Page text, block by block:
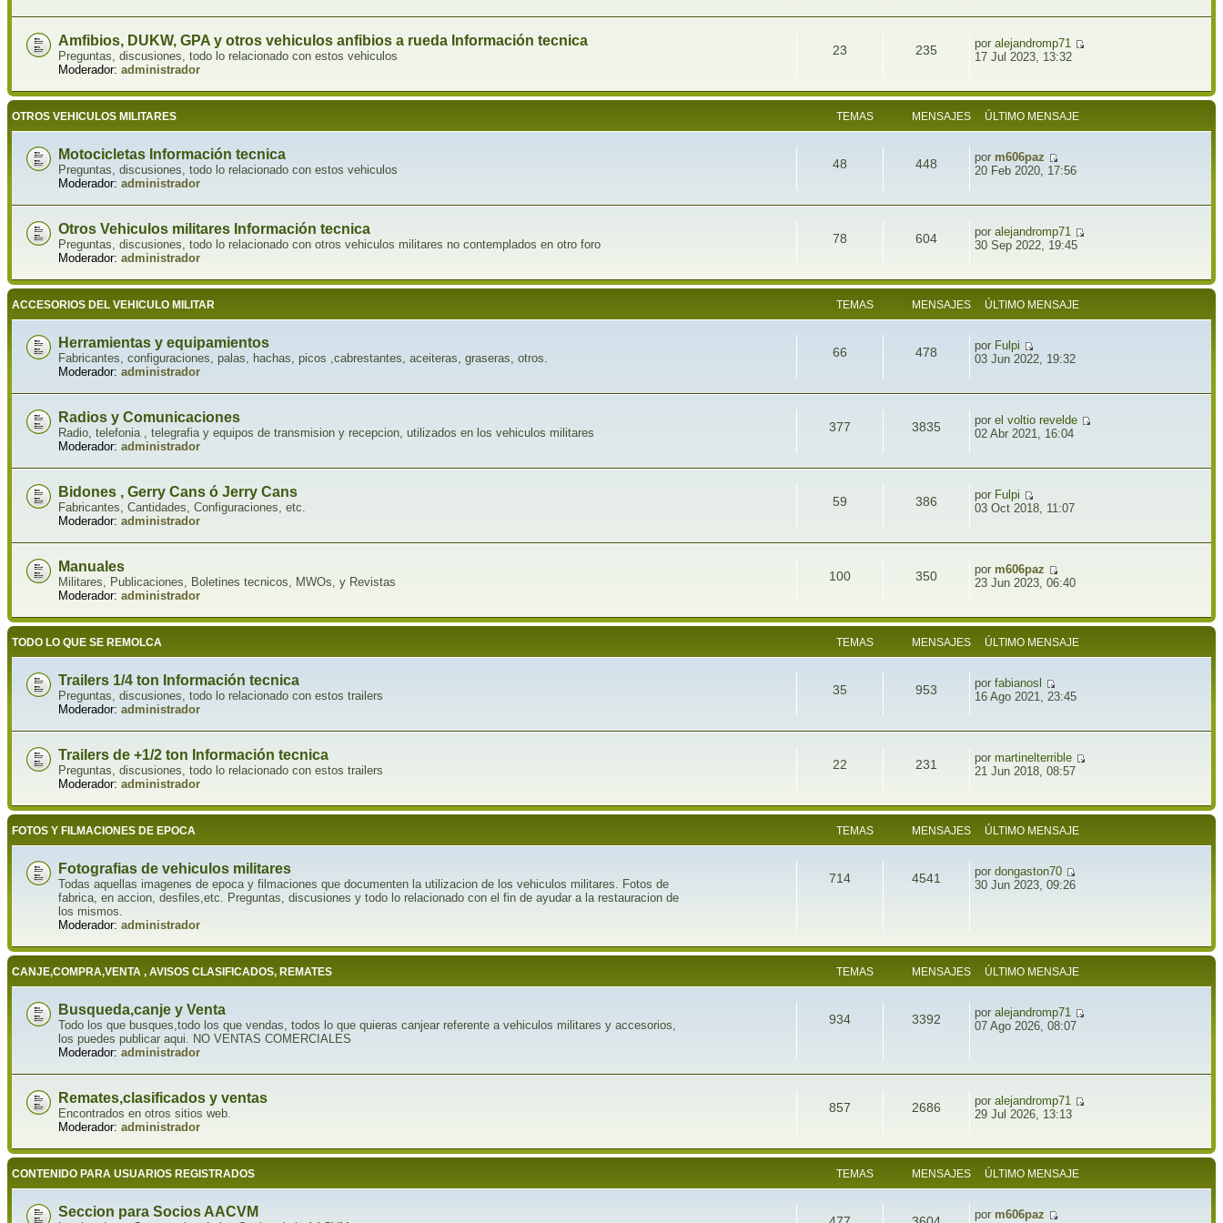
Amfibios, DUKW, GPA y otros vehiculos anfibios a rueda Información tecnica
Preguntas, discusiones, todo lo relacionado con estos vehiculos
Moderador: administrador
23 235 por alejandromp71
17 Jul 2023, 13:32
OTROS VEHICULOS MILITARES TEMAS MENSAJES ÚLTIMO MENSAJE
Motocicletas Información tecnica
Preguntas, discusiones, todo lo relacionado con estos vehiculos
Moderador: administrador
48 448 por m606paz
20 Feb 2020, 17:56
Otros Vehiculos militares Información tecnica
Preguntas, discusiones, todo lo relacionado con otros vehiculos militares no contemplados en otro foro
Moderador: administrador
78 604 por alejandromp71
30 Sep 2022, 19:45
ACCESORIOS DEL VEHICULO MILITAR TEMAS MENSAJES ÚLTIMO MENSAJE
Herramientas y equipamientos
Fabricantes, configuraciones, palas, hachas, picos ,cabrestantes, aceiteras, graseras, otros.
Moderador: administrador
66 478 por Fulpi
03 Jun 2022, 19:32
Radios y Comunicaciones
Radio, telefonia , telegrafia y equipos de transmision y recepcion, utilizados en los vehiculos militares
Moderador: administrador
377 3835 por el voltio revelde
02 Abr 2021, 16:04
Bidones , Gerry Cans ó Jerry Cans
Fabricantes, Cantidades, Configuraciones, etc.
Moderador: administrador
59 386 por Fulpi
03 Oct 2018, 11:07
Manuales
Militares, Publicaciones, Boletines tecnicos, MWOs, y Revistas
Moderador: administrador
100 350 por m606paz
23 Jun 2023, 06:40
TODO LO QUE SE REMOLCA TEMAS MENSAJES ÚLTIMO MENSAJE
Trailers 1/4 ton Información tecnica
Preguntas, discusiones, todo lo relacionado con estos trailers
Moderador: administrador
35 953 por fabianosl
16 Ago 2021, 23:45
Trailers de +1/2 ton Información tecnica
Preguntas, discusiones, todo lo relacionado con estos trailers
Moderador: administrador
22 231 por martinelterrible
21 Jun 2018, 08:57
FOTOS Y FILMACIONES DE EPOCA TEMAS MENSAJES ÚLTIMO MENSAJE
Fotografias de vehiculos militares
Todas aquellas imagenes de epoca y filmaciones que documenten la utilizacion de los vehiculos militares. Fotos de
fabrica, en accion, desfiles,etc. Preguntas, discusiones y todo lo relacionado con el fin de ayudar a la restauracion de
los mismos.
Moderador: administrador
714 4541 por dongaston70
30 Jun 2023, 09:26
CANJE,COMPRA,VENTA , AVISOS CLASIFICADOS, REMATES TEMAS MENSAJES ÚLTIMO MENSAJE
Busqueda,canje y Venta
Todo los que busques,todo los que vendas, todos lo que quieras canjear referente a vehiculos militares y accesorios,
los puedes publicar aqui. NO VENTAS COMERCIALES
Moderador: administrador
934 3392 por alejandromp71
07 Ago 2026, 08:07
Remates,clasificados y ventas
Encontrados en otros sitios web.
Moderador: administrador
857 2686 por alejandromp71
29 Jul 2026, 13:13
CONTENIDO PARA USUARIOS REGISTRADOS TEMAS MENSAJES ÚLTIMO MENSAJE
Seccion para Socios AACVM por m606paz